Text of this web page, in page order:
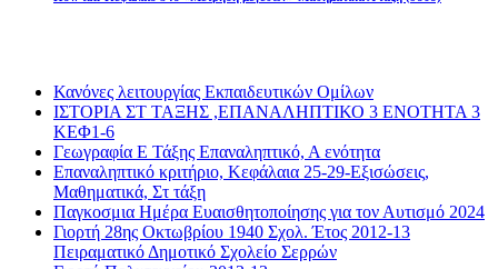
Κανόνες λειτουργίας Εκπαιδευτικών Ομίλων
ΙΣΤΟΡΙΑ ΣΤ ΤΑΞΗΣ ,ΕΠΑΝΑΛΗΠΤΙΚΟ 3 ΕΝΟΤΗΤΑ 3
ΚΕΦ1-6
Γεωγραφία Ε Τάξης Επαναληπτικό, Α ενότητα
Επαναληπτικό κριτήριο, Κεφάλαια 25-29-Εξισώσεις,
Μαθηματικά, Στ τάξη
Παγκοσμια Ημέρα Ευαισθητοποίησης για τον Αυτισμό 2024
Γιορτή 28ης Οκτωβρίου 1940 Σχολ. Έτος 2012-13
Πειραματικό Δημοτικό Σχολείο Σερρών